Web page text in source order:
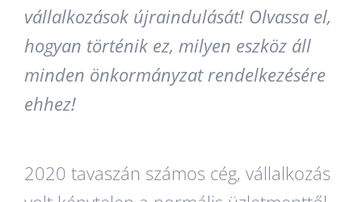
vállalkozások újraindulását! Olvassa el,
hogyan történik ez, milyen eszköz áll
minden önkormányzat rendelkezésére
ehhez!
2020 tavaszán számos cég, vállalkozás